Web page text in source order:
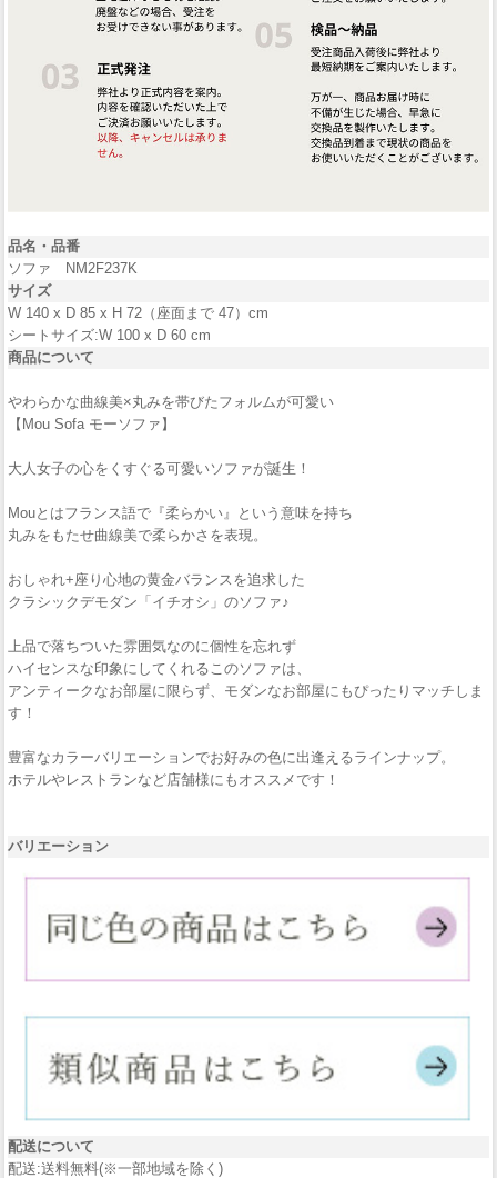
品名・品番
ソファ NM2F237K
サイズ
W 140 x D 85 x H 72（座面まで 47）cm
シートサイズ:W 100 x D 60 cm
商品について
やわらかな曲線美×丸みを帯びたフォルムが可愛い
【Mou Sofa モーソファ】
大人女子の心をくすぐる可愛いソファが誕生！
Mouとはフランス語で『柔らかい』という意味を持ち
丸みをもたせ曲線美で柔らかさを表現。
おしゃれ+座り心地の黄金バランスを追求した
クラシックデモダン「イチオシ」のソファ♪
上品で落ちついた雰囲気なのに個性を忘れず
ハイセンスな印象にしてくれるこのソファは、
アンティークなお部屋に限らず、モダンなお部屋にもぴったりマッチしま
す！
豊富なカラーバリエーションでお好みの色に出逢えるラインナップ。
ホテルやレストランなど店舗様にもオススメです！
バリエーション
配送について
配送:送料無料(※一部地域を除く)